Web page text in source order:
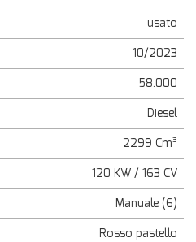
usato
10/2023
58.000
Diesel
2299 Cm³
120 KW / 163 CV
Manuale (6)
Rosso pastello